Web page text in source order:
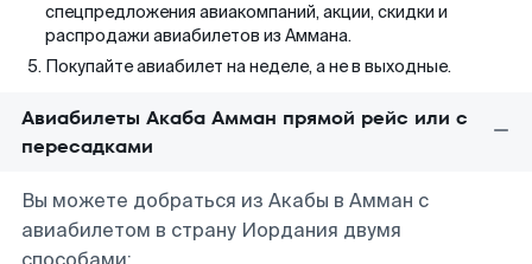
спецпредложения авиакомпаний, акции, скидки и
распродажи авиабилетов из Аммана.
Покупайте авиабилет на неделе, а не в выходные.
Авиабилеты Акаба Амман прямой рейс или с
пересадками
Вы можете добраться из Акабы в Амман с
авиабилетом в страну Иордания двумя